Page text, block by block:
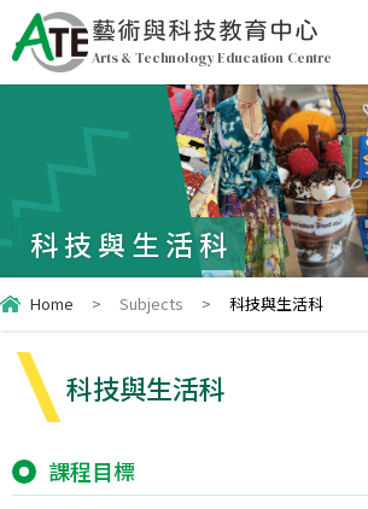
藝術與科技教育中心
Arts & Technology Education Centre
科技與生活科
Home > Subjects > 科技與生活科
科技與生活科
課程目標